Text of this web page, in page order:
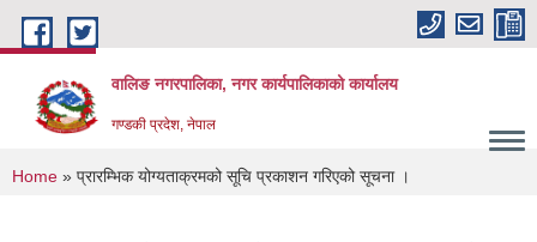
Skip to main content
वालिङ नगरपालिका, नगर कार्यपालिकाको कार्यालय
गण्डकी प्रदेश, नेपाल
You are here
Home » प्रारम्भिक योग्यताक्रमको सूचि प्रकाशन गरिएको सूचना ।